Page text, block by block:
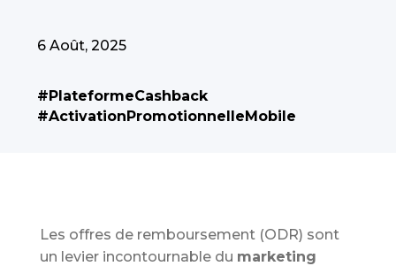
6 Août, 2025
#PlateformeCashback
#ActivationPromotionnelleMobile
Les offres de remboursement (ODR) sont
un levier incontournable du marketing